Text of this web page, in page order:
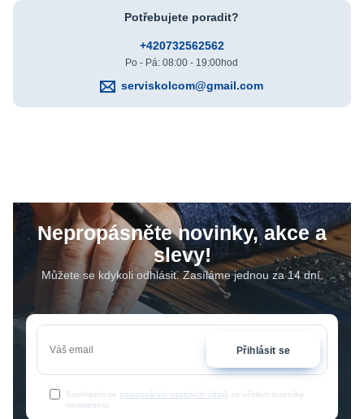
Potřebujete poradit?
+420732562562
Po - Pá: 08:00 - 19:00hod
serviskolcom@gmail.com
Nepropásněte novinky, akce a
slevy!
Můžete se kdykoli odhlásit. Zasíláme jednou za 14 dní.
Přihlásit se
Souhlasím se zpracováním osobních údajů za účelem rozesílky
newsletteru.